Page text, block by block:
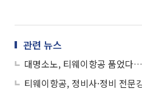
관련 뉴스
티웨이항공, 정비사·정비 전문